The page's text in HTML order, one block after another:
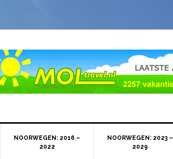
NOORWEGEN: 2016 –
2022
NOORWEGEN: 2023 –
2029